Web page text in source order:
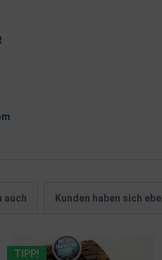
auch Kunden haben sich
TIPP!